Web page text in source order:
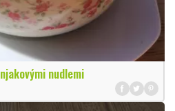
nudlemi